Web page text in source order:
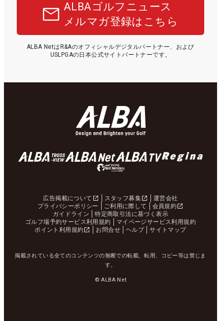
ALBAゴルフニュース
メルマガ登録はこちら
ALBA NetはR&Aのオフィシャルデジタルパートナー、および
USLPGAの日本公式サイトパートナーです。
広告掲載について スタッフ募集
運営会社
プライバシーポリシー
ご利用に際して
会員規約
ガイドライン
特定商取引法に基づく表示
ゴルフ場予約サービス利用規約
マイページサービス利用規約
ポイント利用規約
お問合せ ヘルプ サイトマップ
掲載されている全てのコンテンツの無断での転載、転用、コピー等は禁じま
す。
© ALBA Net